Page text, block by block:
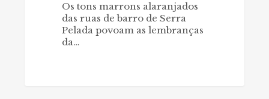
Os tons marrons alaranjados
das ruas de barro de Serra
Pelada povoam as lembranças
da…